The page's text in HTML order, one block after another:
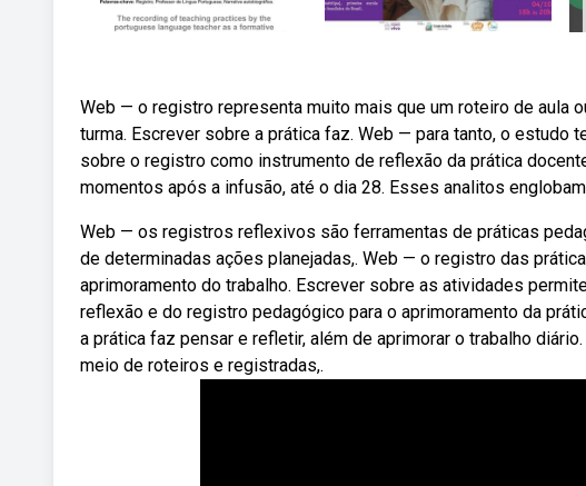
Web — o registro representa muito mais que um roteiro de aula
turma. Escrever sobre a prática faz. Web — para tanto, o
sobre o registro como instrumento de reflexão da prática
momentos após a infusão, até o dia 28. Esses analitos
Web — os registros reflexivos são ferramentas de práticas
de determinadas ações planejadas,. Web — o registro das
aprimoramento do trabalho. Escrever sobre as atividades
reflexão e do registro pedagógico para o aprimoramento da
a prática faz pensar e refletir, além de aprimorar o trabalho
meio de roteiros e registradas,.